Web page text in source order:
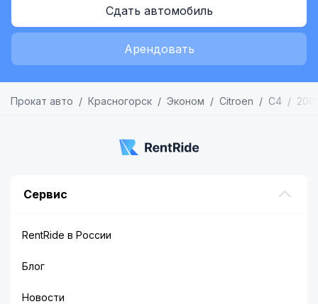
Сдать автомобиль
Арендовать
Прокат авто Красногорск Эконом Citroen C4
Сервис
RentRide в России
Блог
Новости